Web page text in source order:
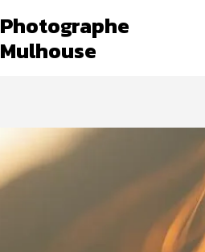
Photographe
Mulhouse